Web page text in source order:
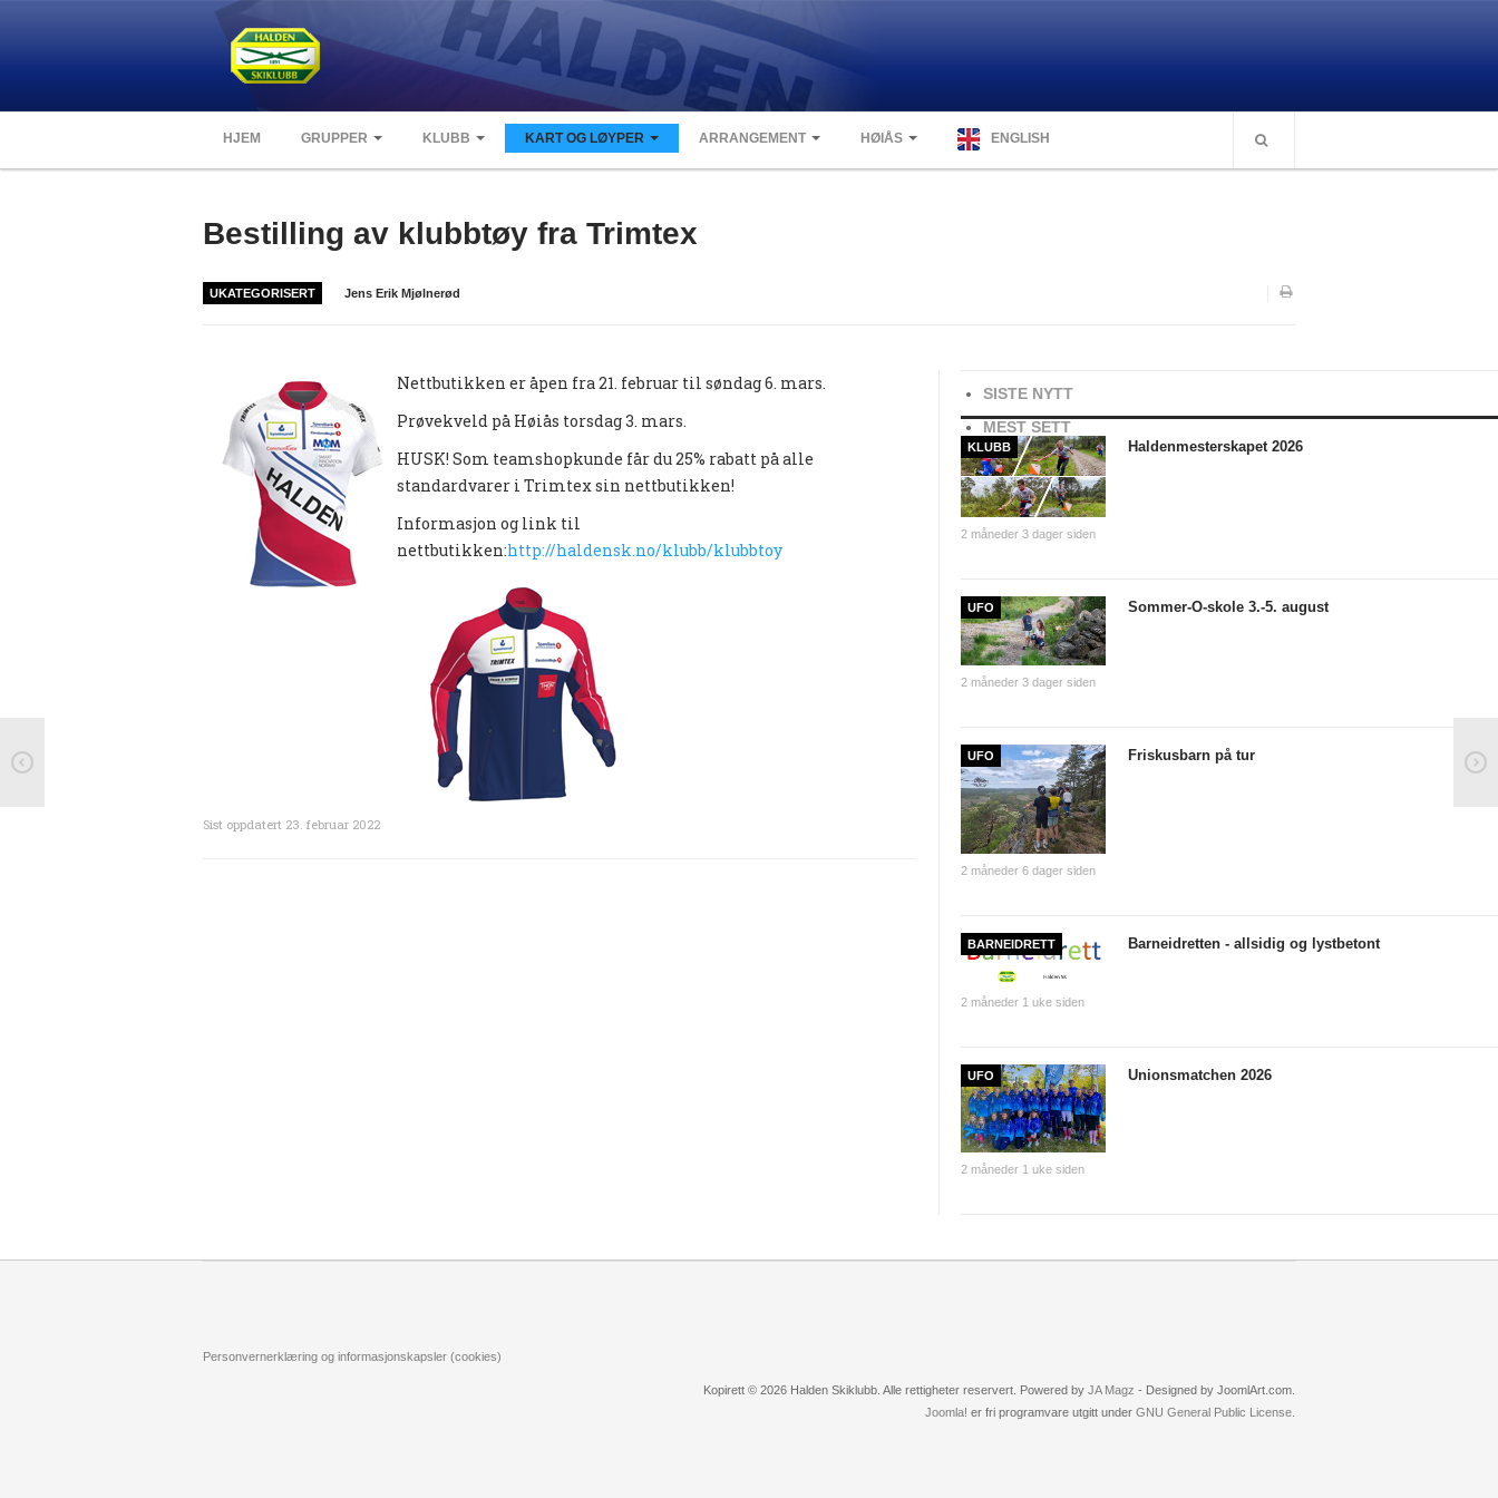
HJEM GRUPPER KLUBB KART OG LØYPER ARRANGEMENT HØIÅS ENGLISH
Bestilling av klubbtøy fra Trimtex
UKATEGORISERT Jens Erik Mjølnerød
Nettbutikken er åpen fra 21. februar til søndag 6. mars.
Prøvekveld på Høiås torsdag 3. mars.
HUSK! Som teamshopkunde får du 25% rabatt på alle
standardvarer i Trimtex sin nettbutikken!
Informasjon og link til
nettbutikken:http://haldensk.no/klubb/klubbtoy
Sist oppdatert 23. februar 2022
SISTE NYTT
MEST SETT
KLUBB
2 måneder 3 dager siden
Haldenmesterskapet 2026
UFO
2 måneder 3 dager siden
Sommer-O-skole 3.-5. august
UFO
2 måneder 6 dager siden
Friskusbarn på tur
BARNEIDRETT
2 måneder 1 uke siden
Barneidretten - allsidig og lystbetont
UFO
2 måneder 1 uke siden
Unionsmatchen 2026
Personvernerklæring og informasjonskapsler (cookies)
Kopirett © 2026 Halden Skiklubb. Alle rettigheter reservert. Powered by JA Magz - Designed by JoomlArt.com.
Joomla! er fri programvare utgitt under GNU General Public License.